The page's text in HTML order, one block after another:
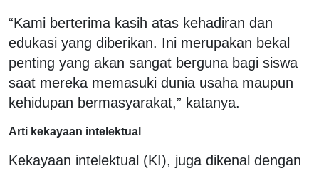
“Kami berterima kasih atas kehadiran dan
edukasi yang diberikan. Ini merupakan bekal
penting yang akan sangat berguna bagi siswa
saat mereka memasuki dunia usaha maupun
kehidupan bermasyarakat,” katanya.
Arti kekayaan intelektual
Kekayaan intelektual (KI), juga dikenal dengan